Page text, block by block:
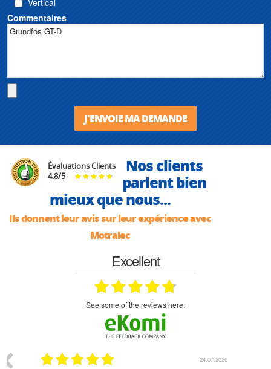
Commentaires
J'ENVOIE MA DEMANDE
Évaluations Clients
4.8/5
Nos clients
parlent bien
mieux que nous...
Ils donnent leur avis sur leur expérience avec
Motralec
Excellent
see some of the reviews here.
24.07.2026